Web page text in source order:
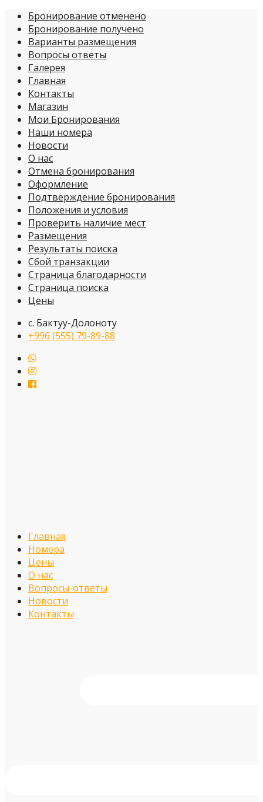
Бронирование отменено
Бронирование получено
Варианты размещения
Вопросы ответы
Галерея
Главная
Контакты
Магазин
Мои Бронирования
Наши номера
Новости
О нас
Отмена бронирования
Оформление
Подтверждение бронирования
Положения и условия
Проверить наличие мест
Размещения
Результаты поиска
Сбой транзакции
Страница благодарности
Страница поиска
Цены
с. Бактуу-Долоноту
+996 (555) 79-89-88
Главная
Номера
Цены
О нас
Вопросы-ответы
Новости
Контакты